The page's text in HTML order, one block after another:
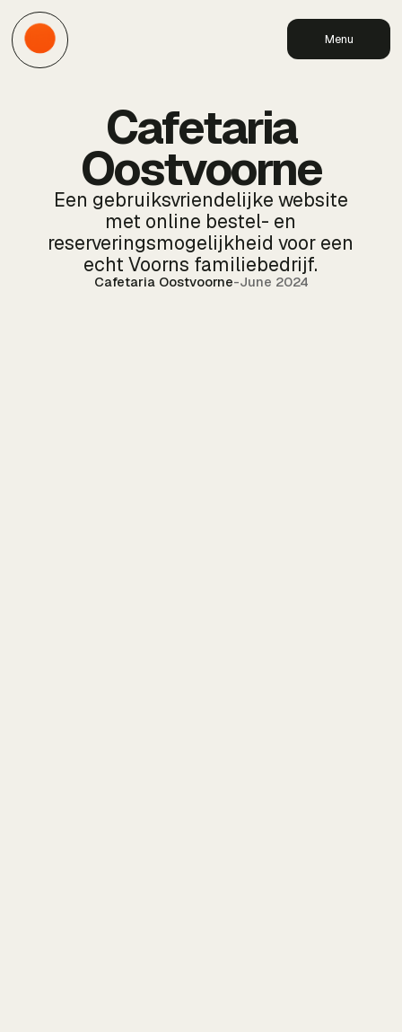
Menu
Cafetaria
Oostvoorne
Een gebruiksvriendelijke website
met online bestel- en
reserveringsmogelijkheid voor een
echt Voorns familiebedrijf.
Cafetaria Oostvoorne-June 2024